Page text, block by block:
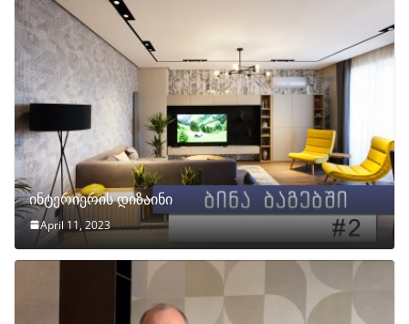
ინტერიერის დიზაინი
April 11, 2023